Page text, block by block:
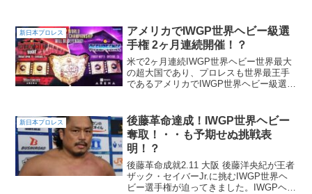
ーは、元WWE世界王者でもあり、第一線
で長く活躍してま...
新日本プロレス
アメリカでIWGP世界ヘビー級選
手権 2ヶ月連続開催！？
米で2ヶ月連続IWGP世界ヘビー世界最大
の超大国であり、プロレスも世界最王手
であるアメリカでIWGP世界ヘビー級選手
2025」シカゴ大会5月10...
新日本プロレス
後藤革命達成！IWGP世界ヘビー
奪取！・・も予期せぬ挑戦表
明！？
後藤革命成就2.11 大阪 後藤洋央紀が王者
ザック・セイバーJr.に挑むIWGP世界ヘ
ビー選手権が迫ってきました。IWGPヘビ